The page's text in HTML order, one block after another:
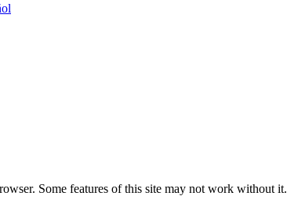
Some features of this site may not work without it.